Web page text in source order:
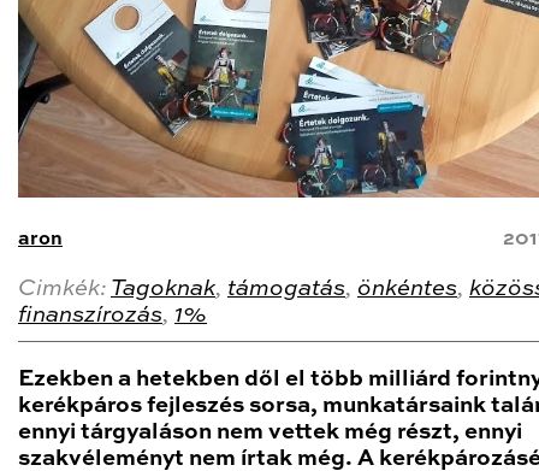
aron
Cimkék: Tagoknak, támogatás, önkéntes,
finanszírozás, 1%
Ezekben a hetekben dől el több milliárd
kerékpáros fejleszés sorsa, munkatársaink
ennyi tárgyaláson nem vettek még részt, ennyi
szakvéleményt nem írtak még. A